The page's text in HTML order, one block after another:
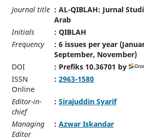
Journal title : AL-QIBLAH: Jurnal
Arab
Initials
: QIBLAH
Frequency
: 6 issues per year
September, November)
DOI
: Prefiks 10.36701 by
ISSN
Online
: 2963-1580
Editor-in-
chief
: Sirajuddin Syarif
Managing
Editor
: Azwar Iskandar